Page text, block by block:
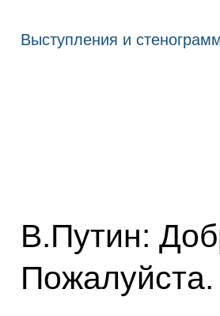
Выступления и
В.Путин:
Пожалуйста.